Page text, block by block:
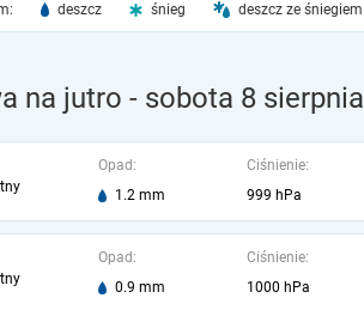
deszcz śnieg deszcz ze śniegiem
na jutro - sobota 8 sierpnia
Opad:
1.2 mm
Ciśnienie:
999 hPa
Opad:
0.9 mm
Ciśnienie:
1000 hPa